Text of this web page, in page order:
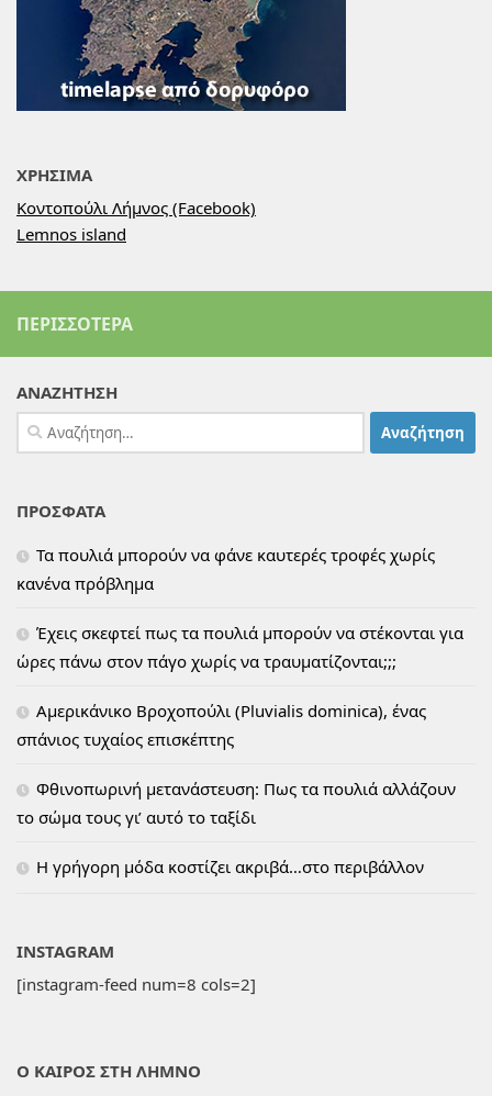
ΧΡΗΣΙΜΑ
Κοντοπούλι Λήμνος (Facebook)
Lemnos island
ΠΕΡΙΣΣΌΤΕΡΑ
ΑΝΑΖΗΤΗΣΗ
Αναζήτηση
για:
ΠΡΟΣΦΑΤΑ
Τα πουλιά μπορούν να φάνε καυτερές τροφές χωρίς
κανένα πρόβλημα
Έχεις σκεφτεί πως τα πουλιά μπορούν να στέκονται για
ώρες πάνω στον πάγο χωρίς να τραυματίζονται;;;
Αμερικάνικο Βροχοπούλι (Pluvialis dominica), ένας
σπάνιος τυχαίος επισκέπτης
Φθινοπωρινή μετανάστευση: Πως τα πουλιά αλλάζουν
το σώμα τους γι’ αυτό το ταξίδι
H γρήγορη μόδα κοστίζει ακριβά…στο περιβάλλον
INSTAGRAM
[instagram-feed num=8 cols=2]
Ο ΚΑΙΡΟΣ ΣΤΗ ΛΗΜΝΟ